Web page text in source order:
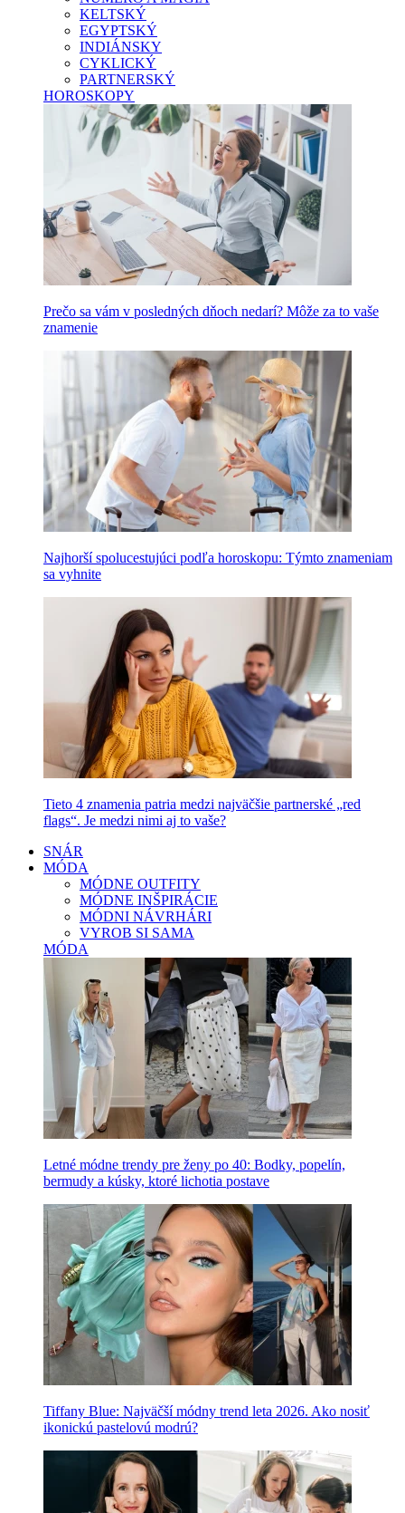
KELTSKÝ
EGYPTSKÝ
INDIÁNSKY
CYKLICKÝ
PARTNERSKÝ
HOROSKOPY
Prečo sa vám v posledných dňoch nedarí? Môže za to vaše
znamenie
Najhorší spolucestujúci podľa horoskopu: Týmto znameniam
sa vyhnite
Tieto 4 znamenia patria medzi najväčšie partnerské „red
flags“. Je medzi nimi aj to vaše?
SNÁR
MÓDA
MÓDNE OUTFITY
MÓDNE INŠPIRÁCIE
MÓDNI NÁVRHÁRI
VYROB SI SAMA
MÓDA
Letné módne trendy pre ženy po 40: Bodky, popelín,
bermudy a kúsky, ktoré lichotia postave
Tiffany Blue: Najväčší módny trend leta 2026. Ako nosiť
ikonickú pastelovú modrú?